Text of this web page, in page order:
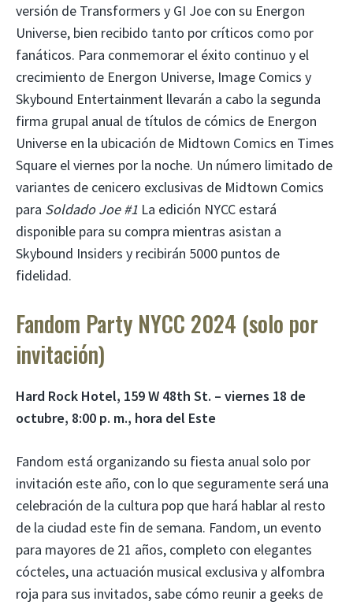
versión de Transformers y GI Joe con su Energon
Universe, bien recibido tanto por críticos como por
fanáticos. Para conmemorar el éxito continuo y el
crecimiento de Energon Universe, Image Comics y
Skybound Entertainment llevarán a cabo la segunda
firma grupal anual de títulos de cómics de Energon
Universe en la ubicación de Midtown Comics en Times
Square el viernes por la noche. Un número limitado de
variantes de cenicero exclusivas de Midtown Comics
para Soldado Joe #1 La edición NYCC estará
disponible para su compra mientras asistan a
Skybound Insiders y recibirán 5000 puntos de
fidelidad.
Fandom Party NYCC 2024 (solo por
invitación)
Hard Rock Hotel, 159 W 48th St. – viernes 18 de
octubre, 8:00 p. m., hora del Este
Fandom está organizando su fiesta anual solo por
invitación este año, con lo que seguramente será una
celebración de la cultura pop que hará hablar al resto
de la ciudad este fin de semana. Fandom, un evento
para mayores de 21 años, completo con elegantes
cócteles, una actuación musical exclusiva y alfombra
roja para sus invitados, sabe cómo reunir a geeks de